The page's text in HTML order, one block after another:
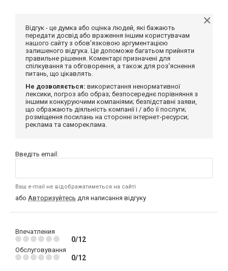
Відгук - це думка або оцінка людей, які бажають
передати досвід або враження іншим користувачам
нашого сайту з обов'язковою аргументацією
залишеного відгука. Це допоможе багатьом прийняти
правильне рішення. Коментарі призначені для
спілкування та обговорення, а також для роз'яснення
питань, що цікавлять.
Не дозволяється: використання ненормативної
лексики, погроз або образ; безпосереднє порівняння з
іншими конкуруючими компаніями; безпідставні заяви,
що ображають діяльність компанії і / або її послуги;
розміщення посилань на сторонні інтернет-ресурси;
реклама та самореклама.
Введіть email:
Ваш e-mail не відображатиметься на сайті
або Авторизуйтесь для написання відгуку
Впечатления
0/12
Обслуговування
0/12